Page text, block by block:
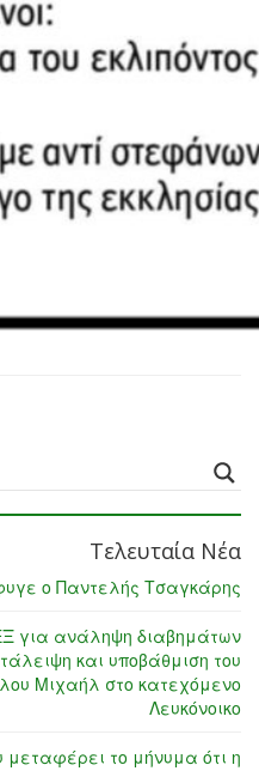
Τελευταία Νέα
ο Παντελής Τσαγκάρης
για ανάληψη διαβημάτων
και υποβάθμιση του
Μιχαήλ στο κατεχόμενο
Λευκόνοικο
μεταφέρει το μήνυμα ότι η